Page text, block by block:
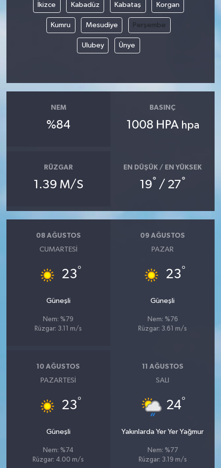
İkizce Kabadüz Kabataş Korgan
Kumru Mesudiye Perşembe
Ulubey Ünye
NEM
%84
BASINÇ
1008 HPA hpa
RÜZGAR
1.39 M/S
EN DÜŞÜK / EN YÜKSEK
19° / 27°
08 AĞUSTOS
CUMARTESI
23°
Güneşli
Nem: %79
Rüzgar: 3.11 m/s
09 AĞUSTOS
PAZAR
23°
Güneşli
Nem: %76
Rüzgar: 3.61 m/s
10 AĞUSTOS
PAZARTESI
23°
Güneşli
Nem: %74
Rüzgar: 4.00 m/s
11 AĞUSTOS
SALI
24°
Yakınlarda Yer Yer Yağmur
Nem: %77
Rüzgar: 3.19 m/s